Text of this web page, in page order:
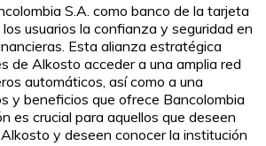
S.A. como banco de la tarjeta
usuarios la confianza y seguridad en
Esta alianza estratégica
de Alkosto acceder a una amplia red
automáticos, así como a una
y beneficios que ofrece Bancolombia
es crucial para aquellos que deseen
y deseen conocer la institución